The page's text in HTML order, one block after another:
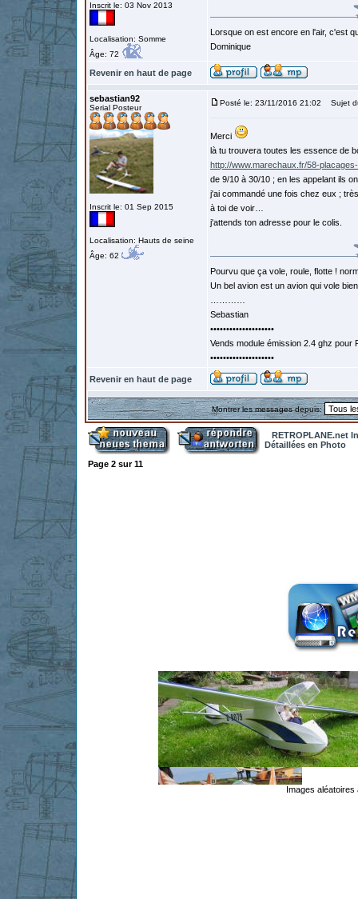
Inscrit le: 03 Nov 2013
Localisation: Somme
Âge: 72
Lorsque on est encore en l'air, c'est
Dominique
Revenir en haut de page
sebastian92
Serial Posteur
Inscrit le: 01 Sep 2015
Localisation: Hauts de seine
Âge: 62
Posté le: 23/11/2016 21:02 Sujet
Merci
là tu trouvera toutes les essence de
http://www.marechaux.fr/58-
de 9/10 à 30/10 ; en les appelant ils
j'ai commandé une fois chez eux ;
à toi de voir…
j'attends ton adresse pour le colis.
Pourvu que ça vole, roule, flotte !
Un bel avion est un avion qui vole
Sebastian
••••••••••••••••••••
Vends module émission 2.4 ghz
••••••••••••••••••••
Revenir en haut de page
Montrer les messages depuis:
RETROPLANE.net
Détaillées en Photo
Page 2 sur11
Images aléatoires